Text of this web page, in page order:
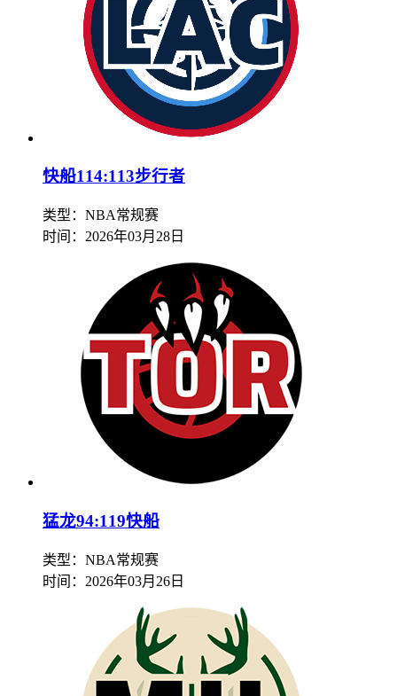
快船114:113步行者
类型：NBA常规赛
时间： 2026年03月28日
猛龙94:119快船
类型：NBA常规赛
时间： 2026年03月26日